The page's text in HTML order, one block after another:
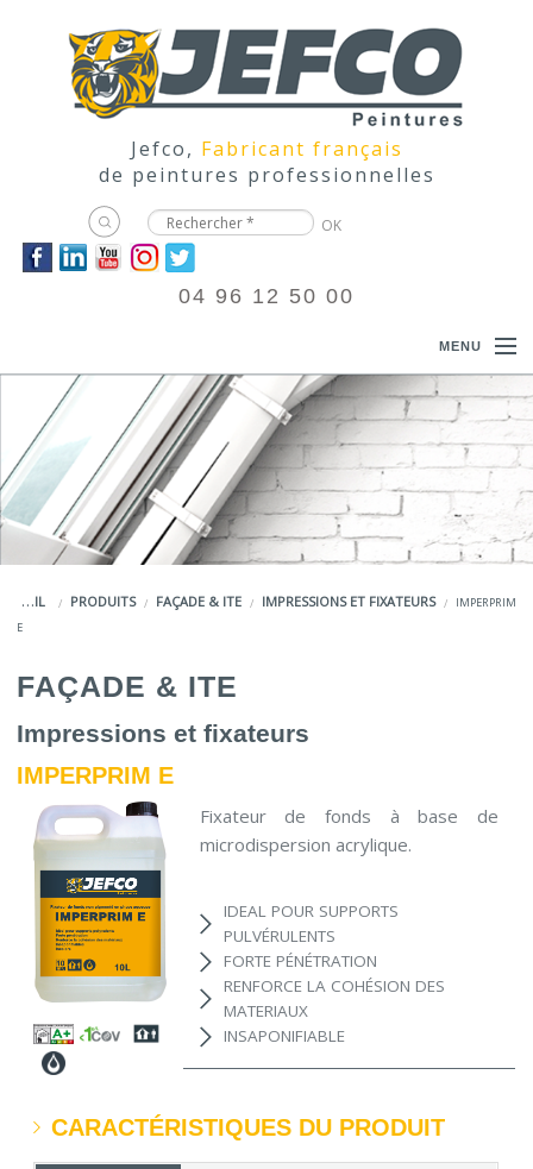
Jefco, Fabricant français
de peintures professionnelles
04 96 12 50 00
MENU
ACCUEIL
PRODUITS
DOCUMENTATIONS
COULEURS
ACCUEIL PRODUITS FAÇADE & ITE IMPRESSIONS ET FIXATEURS
IMPERPRIM
E
FAÇADE & ITE
Impressions et fixateurs
IMPERPRIM E
Fixateur de fonds à base de
microdispersion acrylique.
IDEAL POUR SUPPORTS
PULVÉRULENTS
FORTE PÉNÉTRATION
RENFORCE LA COHÉSION DES
MATERIAUX
INSAPONIFIABLE
CARACTÉRISTIQUES DU PRODUIT